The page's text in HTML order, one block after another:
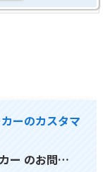
ーのカスタマ
ー のお問…